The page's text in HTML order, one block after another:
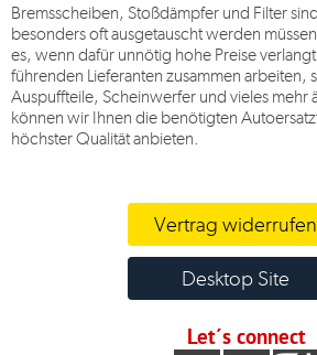
Bremsscheiben, Stoßdämpfer und Filter
besonders oft ausgetauscht werden
es, wenn dafür unnötig hohe Preise
führenden Lieferanten zusammen arbeiten,
Auspuffteile, Scheinwerfer und vieles mehr
können wir Ihnen die benötigten
höchster Qualität anbieten.
Vertrag widerrufen
Desktop Site
Let´s connect